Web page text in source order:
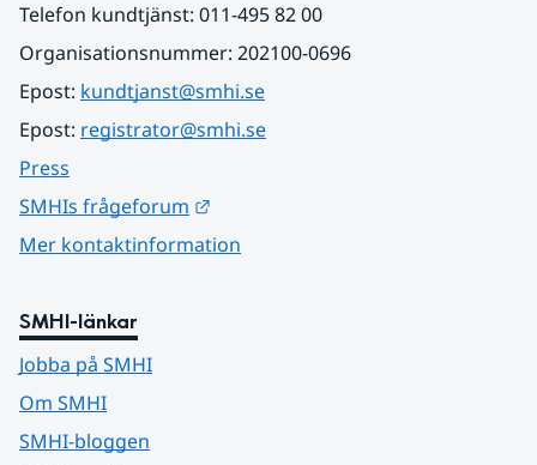
Telefon kundtjänst: 011-495 82 00
Organisationsnummer: 202100-0696
Epost: kundtjanst@smhi.se
Epost: registrator@smhi.se
Press
SMHIs frågeforum
Mer kontaktinformation
SMHI-länkar
Jobba på SMHI
Om SMHI
SMHI-bloggen